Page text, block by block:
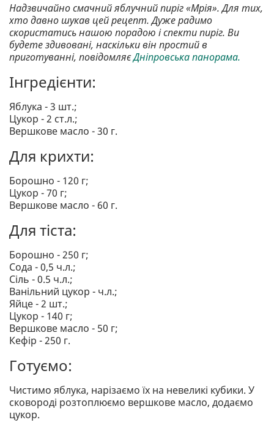
Надзвичайно смачний яблучний пиріг «Мрія». Для тих,
хто давно шукав цей рецепт. Дуже радимо
скористатись нашою порадою і спекти пиріг. Ви
будете здивовані, наскільки він простий в
приготуванні, повідомляєДніпровська панорама.
Інгредієнти:
Яблука - 3 шт.;
Цукор - 2 ст.л.;
Вершкове масло - 30 г.
Для крихти:
Борошно - 120 г;
Цукор - 70 г;
Вершкове масло - 60 г.
Для тіста:
Борошно - 250 г;
Сода - 0,5 ч.л.;
Сіль - 0.5 ч.л.;
Ванільний цукор - ч.л.;
Яйце - 2 шт.;
Цукор - 140 г;
Вершкове масло - 50 г;
Кефір - 250 г.
Готуємо:
Чистимо яблука, нарізаємо їх на невеликі кубики. У
сковороді розтоплюємо вершкове масло, додаємо
цукор.